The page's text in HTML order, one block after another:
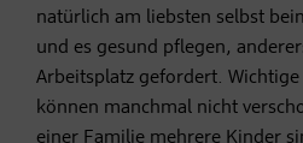
natürlich am liebsten selbst
und es gesund pflegen,
Arbeitsplatz gefordert.
können manchmal nicht
einer Familie mehrere Kinder